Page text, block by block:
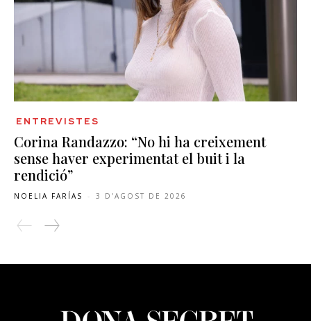
ENTREVISTES
Corina Randazzo: “No hi ha creixement
sense haver experimentat el buit i la
rendició”
NOELIA FARÍAS - 3 D'AGOST DE 2026